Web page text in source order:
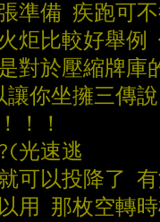
準備 疾跑可
炬比較好舉例
對於壓縮牌庫
你坐擁三傳
！！
光速逃
可以投降了
用 那枚空轉